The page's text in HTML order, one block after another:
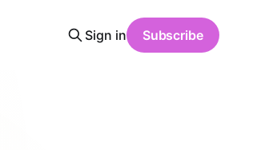
Sign in Subscribe